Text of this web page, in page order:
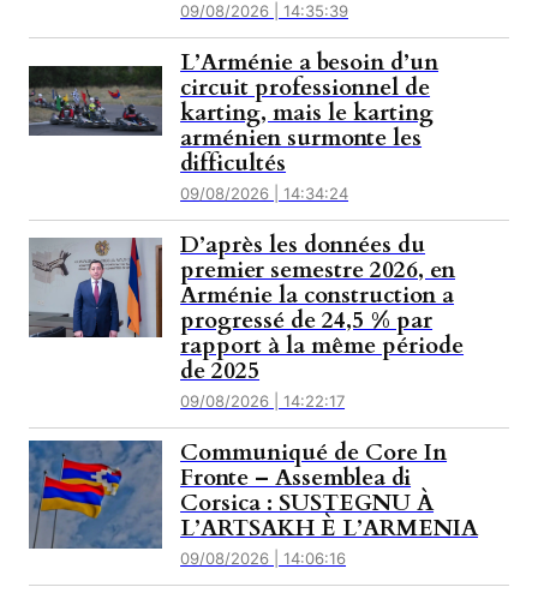
09/08/2026 | 14:35:39
L’Arménie a besoin d’un
circuit professionnel de
karting, mais le karting
arménien surmonte les
difficultés
09/08/2026 | 14:34:24
D’après les données du
premier semestre 2026, en
Arménie la construction a
progressé de 24,5 % par
rapport à la même période
de 2025
09/08/2026 | 14:22:17
Communiqué de Core In
Fronte – Assemblea di
Corsica : SUSTEGNU À
L’ARTSAKH È L’ARMENIA
09/08/2026 | 14:06:16